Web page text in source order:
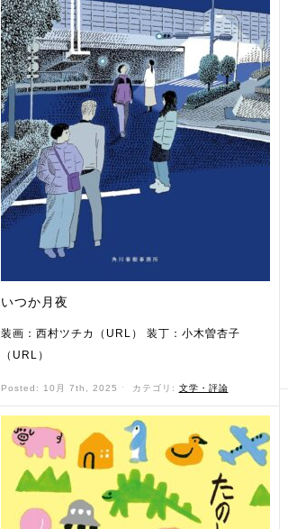
いつか月夜
装画：西村ツチカ（URL） 装丁：小木曽杏子
（URL）
Posted: 10月 7th, 2025 ˑ カテゴリ: 文学・評論